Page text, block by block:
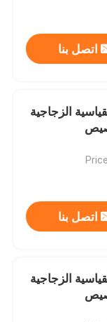
اتصل بنا
الزجاجية
اتصل بنا
الزجاجية